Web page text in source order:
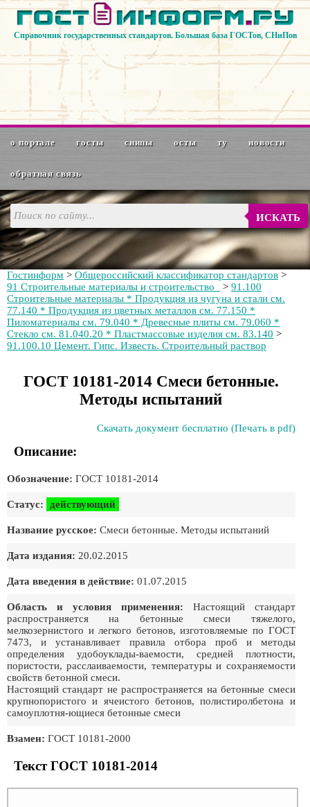
Справочник государственных стандартов. Большая база ГОСТов, СНиПов
о портале госты снипы осты ту новости
обратная связь
ИСКАТЬ
Гостинформ > Общероссийский классификатор стандартов >
91 Строительные материалы и строительство
> 91.100
Строительные материалы * Продукция из чугуна и стали см.
77.140 * Продукция из цветных металлов см. 77.150 *
Пиломатериалы см. 79.040 * Древесные плиты см. 79.060 *
Стекло см. 81.040.20 * Пластмассовые изделия см. 83.140 >
91.100.10 Цемент. Гипс. Известь. Строительный раствор
ГОСТ 10181-2014 Смеси бетонные.
Методы испытаний
Скачать документ бесплатно (Печать в pdf)
Описание:
Обозначение: ГОСТ 10181-2014
Статус: действующий
Название русское: Смеси бетонные. Методы испытаний
Дата издания: 20.02.2015
Дата введения в действие: 01.07.2015
Область и условия применения: Настоящий стандарт
распространяется на бетонные смеси тяжелого,
мелкозернистого и легкого бетонов, изготовляемые по ГОСТ
7473, и устанавливает правила отбора проб и методы
определения удобоуклады-ваемости, средней плотности,
пористости, расслаиваемости, температуры и сохраняемости
свойств бетонной смеси.
Настоящий стандарт не распространяется на бетонные смеси
крупнопористого и ячеистого бетонов, полистиролбетона и
самоуплотня-ющиеся бетонные смеси
Взамен: ГОСТ 10181-2000
Текст ГОСТ 10181-2014